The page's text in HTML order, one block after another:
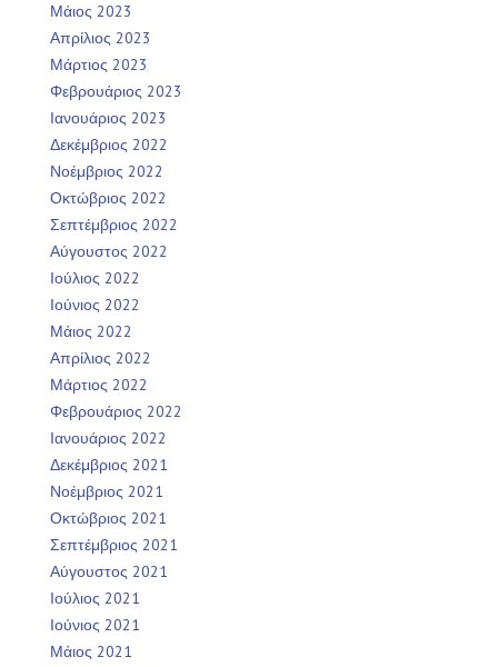
Μάιος 2023
Απρίλιος 2023
Μάρτιος 2023
Φεβρουάριος 2023
Ιανουάριος 2023
Δεκέμβριος 2022
Νοέμβριος 2022
Οκτώβριος 2022
Σεπτέμβριος 2022
Αύγουστος 2022
Ιούλιος 2022
Ιούνιος 2022
Μάιος 2022
Απρίλιος 2022
Μάρτιος 2022
Φεβρουάριος 2022
Ιανουάριος 2022
Δεκέμβριος 2021
Νοέμβριος 2021
Οκτώβριος 2021
Σεπτέμβριος 2021
Αύγουστος 2021
Ιούλιος 2021
Ιούνιος 2021
Μάιος 2021